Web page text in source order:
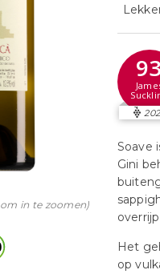
in te zoomen)
93
Soave
Gini
Het
op